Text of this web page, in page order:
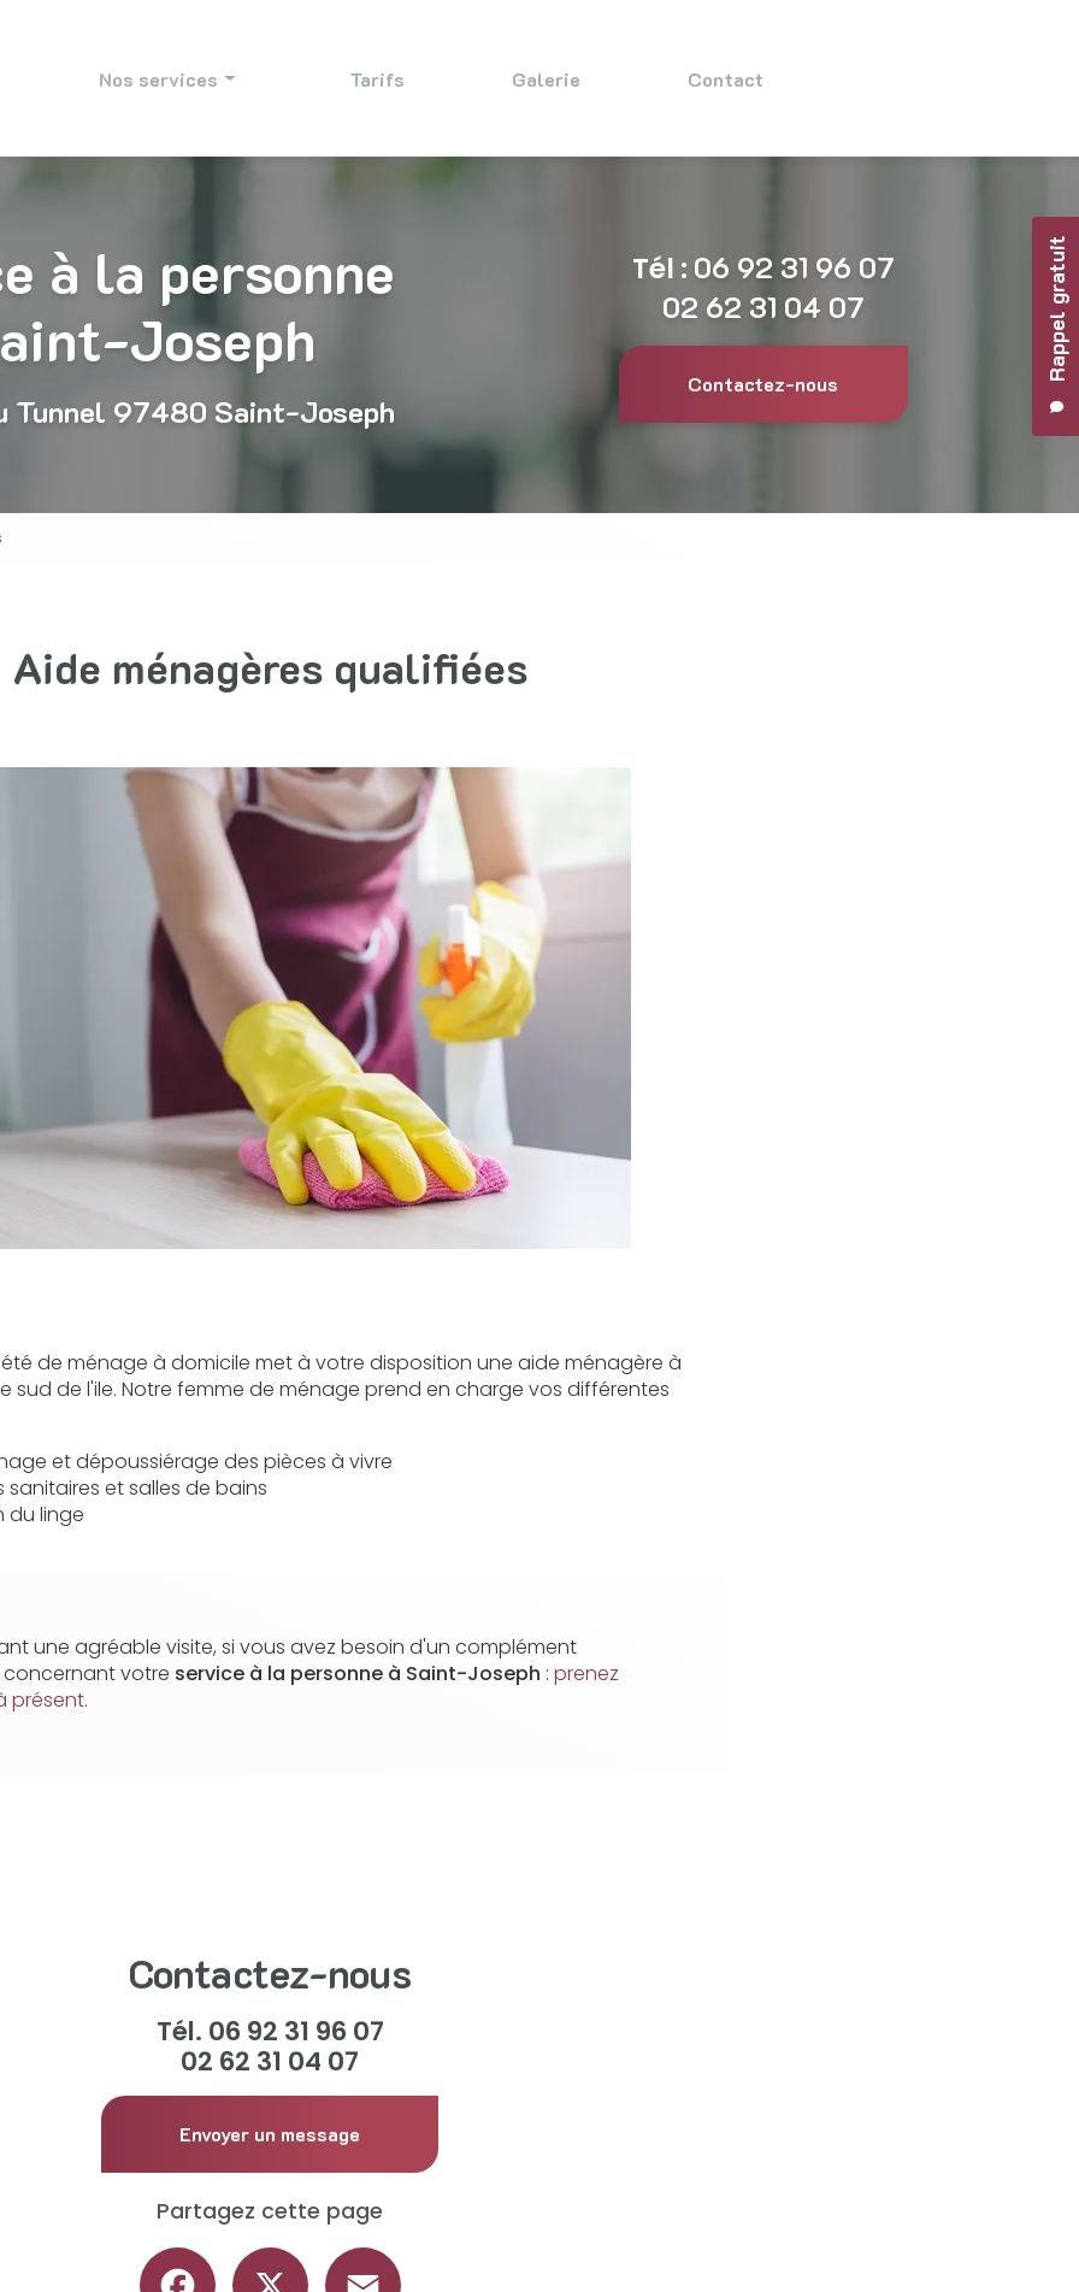
Rappel gratuit
Nos services
Rénovation et maçonnerie
Garde d’enfants
Surveillance résidence
Tarifs Galerie Contact
à la personne
Joseph
Tunnel 97480 Saint-Joseph
Contactez-nous
Tél : 06 92 31 96 07
02 62 31 04 07
Aide ménagères qualifiées
de ménage à domicile met à votre disposition une aide ménagère à
sud de l'ile. Notre femme de ménage prend en charge vos différentes
et dépoussiérage des pièces à vivre
et salles de bains
du linge
une agréable visite, si vous avez besoin d'un complément
votre service à la personne à Saint-Joseph : prenez
présent.
Contactez-nous
Tél. 06 92 31 96 07
02 62 31 04 07
Envoyer un message
Partagez cette page
Facebook